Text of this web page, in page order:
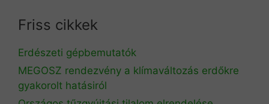
Friss cikkek
Erdészeti gépbemutatók
MEGOSZ rendezvény a klímaváltozás erdőkre
gyakorolt hatásiról